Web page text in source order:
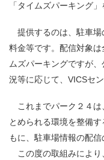
「タイムズパーキング
提供するのは、駐車場
料金等です。配信対象
ムズパーキングですが
況等に応じて、VICSセ
これまでパーク２４は
とめられる環境を整備
もに、駐車場情報の配信
この度の取組みにより